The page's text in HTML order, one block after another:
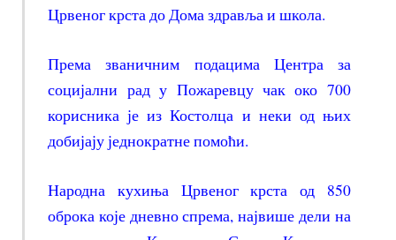
Црвеног крста до Дома здравља и школа.
Према званичним подацима Центра за
социјални рад у Пожаревцу чак око 700
корисника је из Костолца и неки од њих
добијају једнократне помоћи.
Народна кухиња Црвеног крста од 850
оброка које дневно спрема, највише дели на